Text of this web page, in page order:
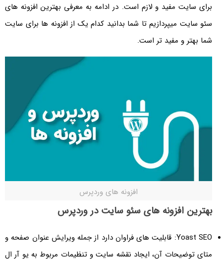
برای سایت مفید و لازم است. در ادامه به معرفی بهترین افزونه های
سئو سایت میپردازیم تا شما بدانید کدام یک از افزونه ها برای سایت
شما بهتر و مفید تر است.
افزونه های وردپرس
بهترین افزونه های سئو سایت در وردپرس
YoastSEO: قابلیت های فراوان دارداز جمله ویرایش عنوان صفحه و
متای توضیحات آن، ایجاد نقشه سایت و تنظیمات مربوط به یو آر ال